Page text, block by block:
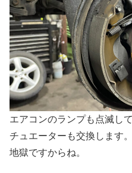
エアコンのランプも点滅し
チュエーターも交換します
地獄ですからね。